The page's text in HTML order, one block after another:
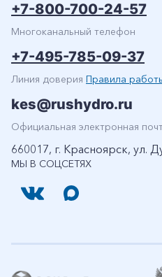
МЫ В СОЦСЕТЯХ
+7-800-700-24-57
Многоканальный телефон
+7-495-785-09-37
Линия доверия Правила
kes@rushydro.ru
Официальная электронная
660017, г. Красноярск, ул.